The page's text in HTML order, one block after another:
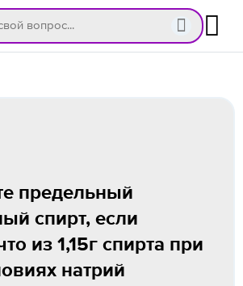
предельный
спирт, если
из 1,15г спирта при
натрий